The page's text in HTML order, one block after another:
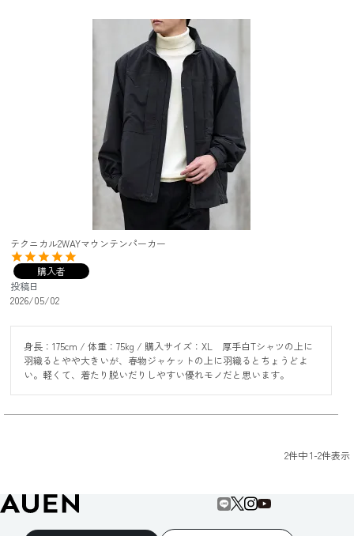
テクニカル2WAYマウンテンパーカー
購入者
投稿日
2026/05/02
身長：175cm / 体重：75kg / 購入サイズ：XL　厚手白Tシャツの上に
羽織るとやや大きいが、春物ジャケットの上に羽織るとちょうどよ
い。軽くて、着たり脱いだりしやすい優れモノだと思います。
2件中1-2件表示